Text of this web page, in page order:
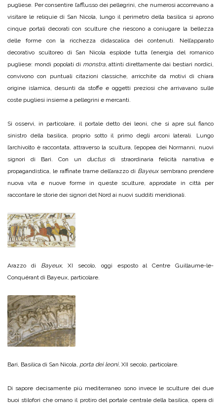
pugliese. Per consentire l’afflusso dei pellegrini, che numerosi accorrevano a
visitare le reliquie di San Nicola, lungo il perimetro della basilica si aprono
cinque portali decorati con sculture che riescono a coniugare la bellezza
delle forme con la ricchezza didascalica dei contenuti. Nell’apparato
decorativo scultoreo di San Nicola esplode tutta l’energia del romanico
pugliese: mondi popolati di monstra, attinti direttamente dai bestiari nordici,
convivono con puntuali citazioni classiche, arricchite da motivi di chiara
origine islamica, desunti da stoffe e oggetti preziosi che arrivavano sulle
coste pugliesi insieme a pellegrini e mercanti.
Si osservi, in particolare, il portale detto dei leoni, che si apre sul fianco
sinistro della basilica, proprio sotto il primo degli arconi laterali. Lungo
l’archivolto è raccontata, attraverso la scultura, l’epopea dei Normanni, nuovi
signori di Bari. Con un
ductusdi straordinaria felicità narrativa e
propagandistica, le raffinate trame dell’arazzo di Bayeuxsembrano prendere
nuova vita e nuove forme in queste sculture, approdate in città per
raccontare le storie dei signori del Nord ai nuovi sudditi meridionali.
Arazzo di Bayeux, XI secolo, oggi esposto al Centre Guillaume-le-
Conquérant di Bayeux, particolare.
Bari, Basilica di San Nicola, porta dei leoni, XII secolo, particolare.
Di sapore decisamente più mediterraneo sono invece le sculture dei due
buoi stilofori che ornano il protiro del portale centrale della basilica, opera di